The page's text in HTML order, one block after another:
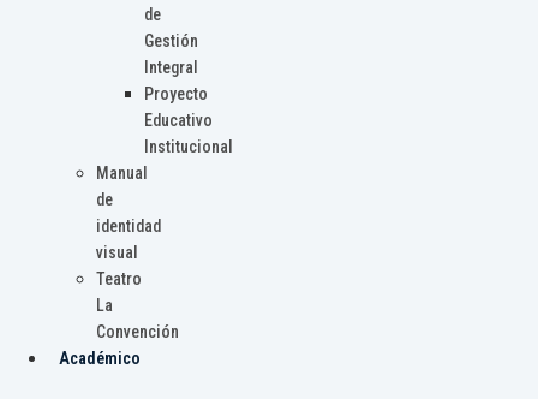
de
Gestión
Integral
Proyecto
Educativo
Institucional
Manual
de
identidad
visual
Teatro
La
Convención
Académico